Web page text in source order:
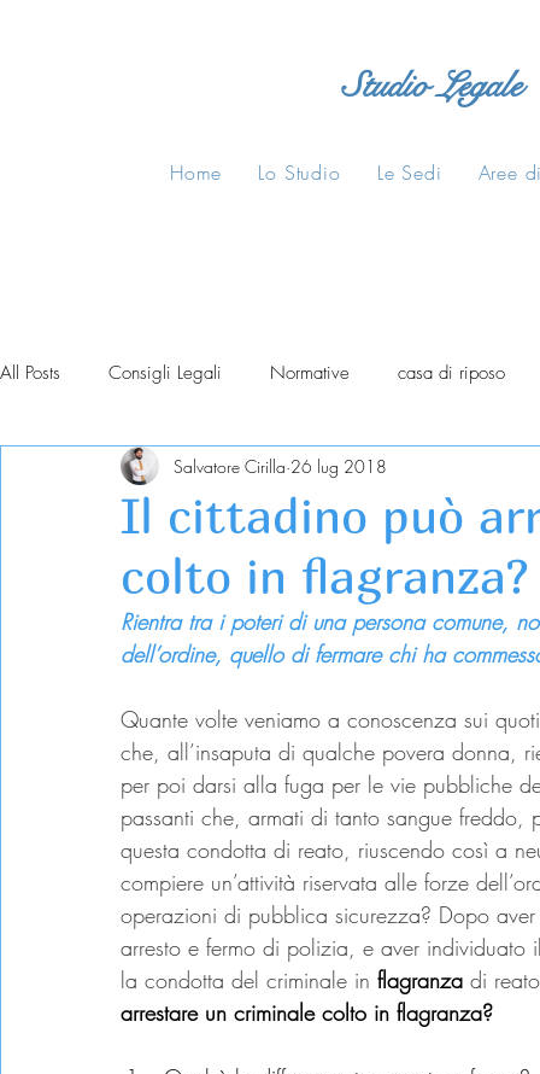
Studio Legale
Home Lo Studio Le Sedi Aree
All Posts Consigli Legali Normative casa di riposo
Il cittadino può
colto in flagranza?
Salvatore Cirilla 26 lug 2018
Rientra tra i poteri di una persona comune,
dell’ordine, quello di fermare chi ha
Quante volte veniamo a conoscenza sui
che, all’insaputa di qualche povera donna,
per poi darsi alla fuga per le vie pubbliche
passanti che, armati di tanto sangue
questa condotta di reato, riuscendo così a
compiere un’attività riservata alle forze
operazioni di pubblica sicurezza? Dopo
arresto e fermo di polizia, e aver
la condotta del criminale in flagranza di
arrestare un criminale colto in flagranza?